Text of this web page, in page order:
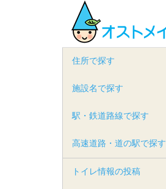
住所で探す
施設名で探す
駅・鉄道路線で探す
高速道路・道の駅で探す
トイレ情報の投稿